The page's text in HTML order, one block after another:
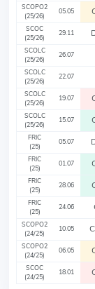
SCOPO2
(25/26)
05.05
SCOC
(25/26)
29.11
SCOLC
(25/26)
26.07
SCOLC
(25/26)
22.07
SCOLC
(25/26)
19.07
SCOLC
(25/26)
15.07
FRIC
(25)
05.07
FRIC
(25)
01.07
FRIC
(25)
28.06
FRIC
(25)
24.06
SCOPO2
(24/25)
10.05
SCOPO2
(24/25)
06.05
SCOC
(24/25)
18.01